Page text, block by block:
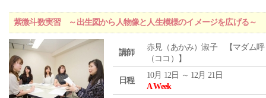
紫微斗数実習 ～出生図から人物像と人生模様のイメージを広げる～
講師
赤見（あかみ）淑子 【マダム呼
（ココ）】
日程
10月 12日 ～ 12月 21日
A Week